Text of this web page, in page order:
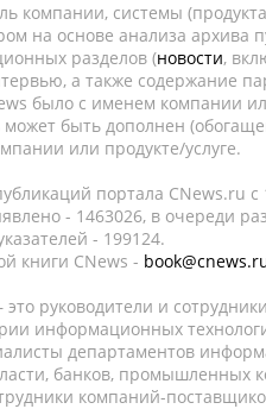
компании, системы
на основе анализа
разделов (новости,
а также содержание
было с именем компании
быть дополнен
или продукте/услуге.
портала CNews.ru c
- 1463026, в очереди
- 199124.
книги CNews -
руководители и
информационных
департаментов
банков, промышленных
компаний-